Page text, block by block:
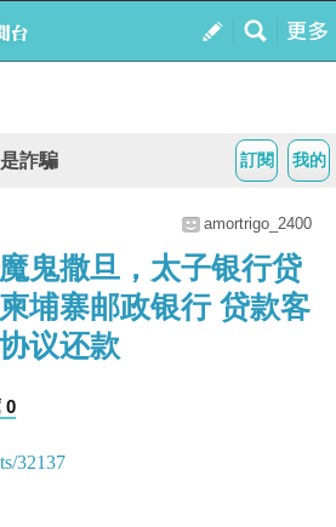
我的
訂閱
詐騙
amortrigo_2400
鬼撒旦，太子银行贷
埔寨邮政银行 贷款客
议还款
0
32137